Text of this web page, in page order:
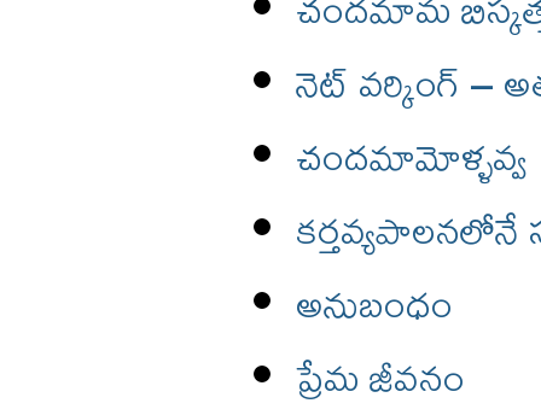
నెట్ వర్కింగ్ –
చందమామోళ్ళవ్వ
కర్తవ్యపాలనలోనే
అనుబంధం
ప్రేమ జీవనం